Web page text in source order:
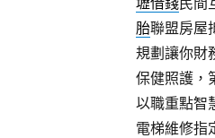
胎聯盟房屋
規劃讓你財
保健照護，
以職重點智
電梯維修指